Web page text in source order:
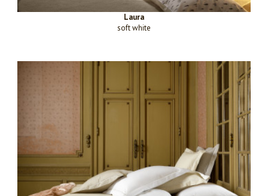
Laura
soft white